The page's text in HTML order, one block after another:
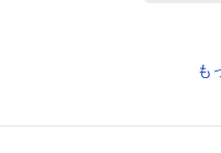
も